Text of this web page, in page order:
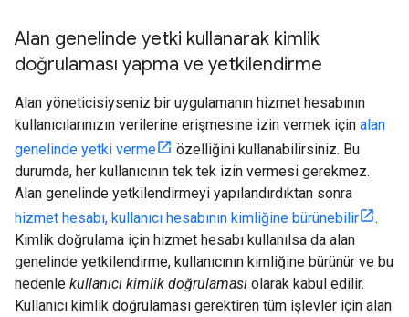
Alan genelinde yetki kullanarak kimlik
doğrulaması yapma ve yetkilendirme
Alan yöneticisiyseniz bir uygulamanın hizmet hesabının
kullanıcılarınızın verilerine erişmesine izin vermek için alan
genelinde yetki verme
özelliğini kullanabilirsiniz. Bu
durumda, her kullanıcının tek tek izin vermesi gerekmez.
Alan genelinde yetkilendirmeyi yapılandırdıktan sonra
hizmet hesabı, kullanıcı hesabının kimliğine bürünebilir
.
Kimlik doğrulama için hizmet hesabı kullanılsa da alan
genelinde yetkilendirme, kullanıcının kimliğine bürünür ve bu
nedenle kullanıcı kimlik doğrulaması olarak kabul edilir.
Kullanıcı kimlik doğrulaması gerektiren tüm işlevler için alan